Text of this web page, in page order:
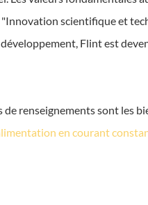
scientifique et
Flint est
renseignements sont les
en courant